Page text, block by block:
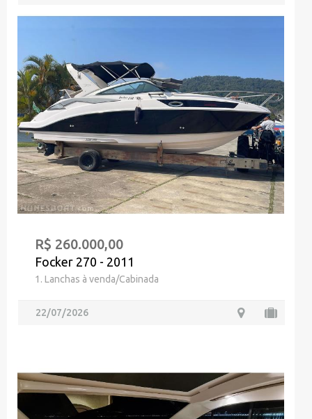
R$ 260.000,00
Focker 270 - 2011
1. Lanchas à venda/Cabinada
22/07/2026